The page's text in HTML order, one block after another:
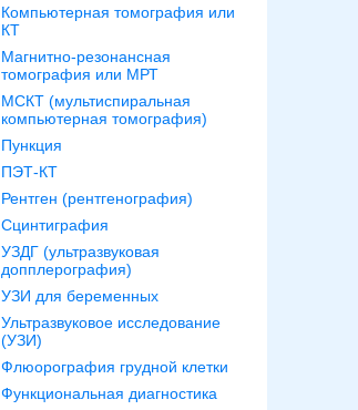
Компьютерная томография или
КТ
Магнитно-резонансная
томография или МРТ
МСКТ (мультиспиральная
компьютерная томография)
Пункция
ПЭТ-КТ
Рентген (рентгенография)
Сцинтиграфия
УЗДГ (ультразвуковая
допплерография)
УЗИ для беременных
Ультразвуковое исследование
(УЗИ)
Флюорография грудной клетки
Функциональная диагностика